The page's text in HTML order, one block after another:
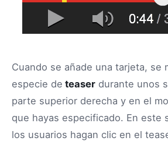
Cuando se añade una tarjeta, se
especie de teaser durante unos
parte superior derecha y en el
que hayas especificado. En este
los usuarios hagan clic en el